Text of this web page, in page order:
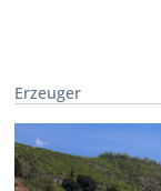
Erzeuger